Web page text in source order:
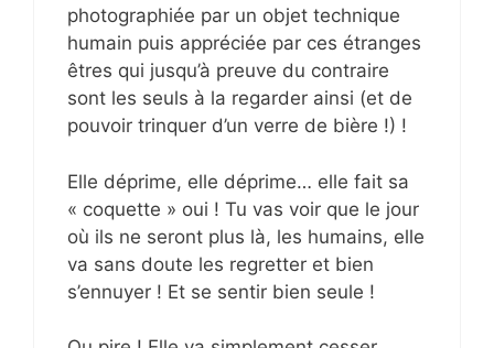
photographiée par un objet technique
humain puis appréciée par ces étranges
êtres qui jusqu’à preuve du contraire
sont les seuls à la regarder ainsi (et de
pouvoir trinquer d’un verre de bière !) !
Elle déprime, elle déprime… elle fait sa
« coquette » oui ! Tu vas voir que le jour
où ils ne seront plus là, les humains, elle
va sans doute les regretter et bien
s’ennuyer ! Et se sentir bien seule !